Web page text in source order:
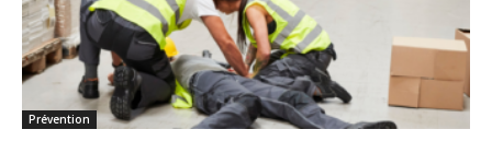
Prévention